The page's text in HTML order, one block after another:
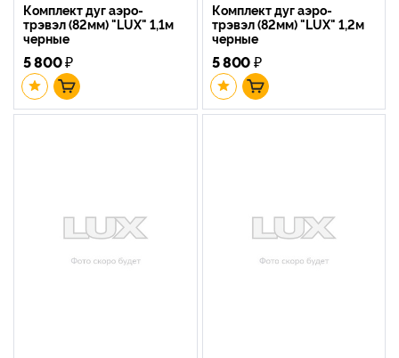
Комплект дуг аэро-
трэвэл (82мм) "LUX" 1,1м
черные
5 800₽
Комплект дуг аэро-
трэвэл (82мм) "LUX" 1,2м
черные
5 800₽